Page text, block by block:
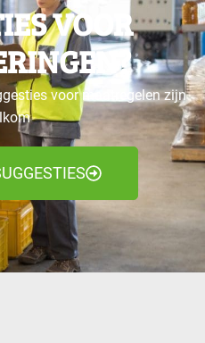
VOOR
voor maatregelen zijn